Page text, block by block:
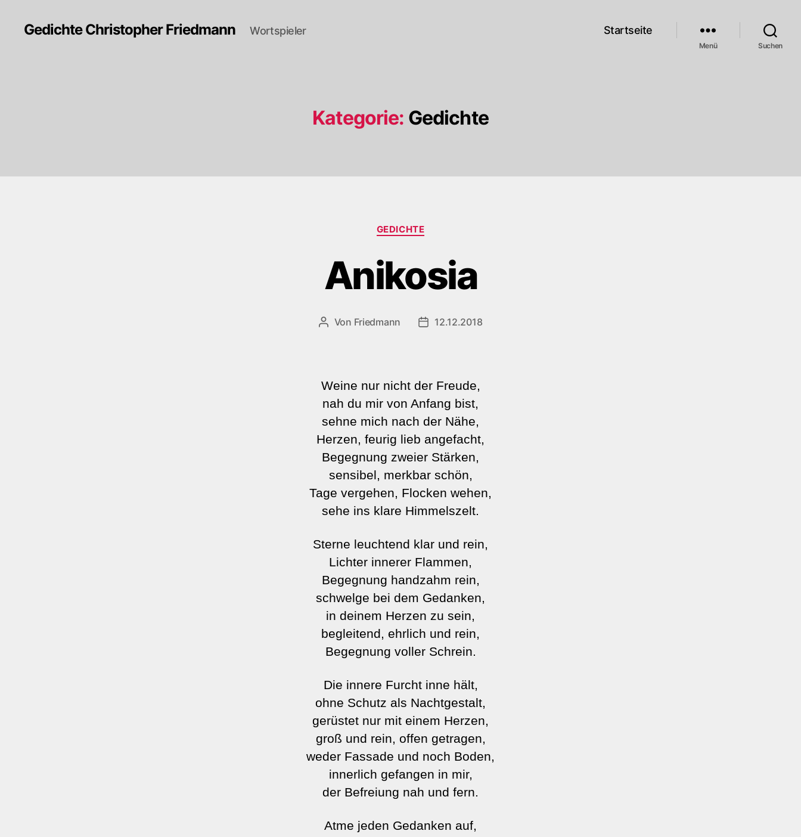
Gedichte Christopher Friedmann Wortspieler Startseite
Menü Suchen
Kategorie: Gedichte
Kategorien
GEDICHTE
Anikosia
Beitragsautor
Von Friedmann Veröffentlichungsdatum
12.12.2018
Weine nur nicht der Freude,
nah du mir von Anfang bist,
sehne mich nach der Nähe,
Herzen, feurig lieb angefacht,
Begegnung zweier Stärken,
sensibel, merkbar schön,
Tage vergehen, Flocken wehen,
sehe ins klare Himmelszelt.
Sterne leuchtend klar und rein,
Lichter innerer Flammen,
Begegnung handzahm rein,
schwelge bei dem Gedanken,
in deinem Herzen zu sein,
begleitend, ehrlich und rein,
Begegnung voller Schrein.
Die innere Furcht inne hält,
ohne Schutz als Nachtgestalt,
gerüstet nur mit einem Herzen,
groß und rein, offen getragen,
weder Fassade und noch Boden,
innerlich gefangen in mir,
der Befreiung nah und fern.
Atme jeden Gedanken auf,